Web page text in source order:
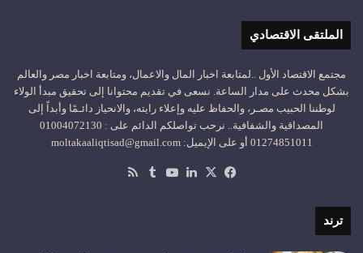
الملتقى الاقتصادي
مجتمع الاقتصاد الأول ..لمتابعة اخبار المال والاعمال، ومتابعة اخبار مصر والعالم
بشكل محدث على مدار الساعة. نسعى في تقديم محتوانا إلى تحقيق مبدأ الولاء
لوطننا الحبيب مصـر، والحفاظ عليه وإعلاء رايته، والانحياز دائـمًا وأبداً إلى
المصداقية والشفافية.. نرحب تواصلكم الدائم على : 01004072130
01274851011 أو على الإيميل: moltakaaliqtisad@gmail.com
فيسبوك
‫X لينكدإن‫YouTube
ترند